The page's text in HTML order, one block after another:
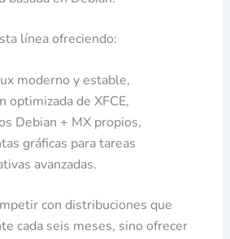
línea ofreciendo:
moderno y estable,
optimizada de XFCE,
Debian + MX propios,
gráficas para tareas
avanzadas.
con distribuciones que
cada seis meses, sino ofrecer